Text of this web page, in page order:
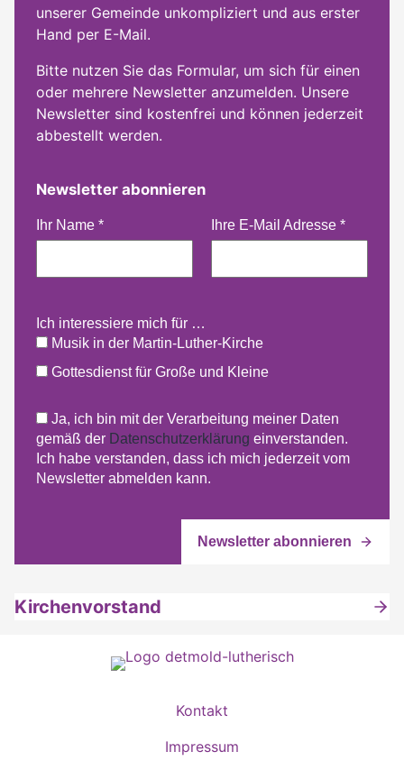
unserer Gemeinde unkompliziert und aus erster
Hand per E-Mail.
Bitte nutzen Sie das Formular, um sich für einen
oder mehrere Newsletter anzumelden. Unsere
Newsletter sind kostenfrei und können jederzeit
abbestellt werden.
Newsletter abonnieren
Ihr Name * Ihre E-Mail Adresse *
Ich interessiere mich für …
Musik in der Martin-Luther-Kirche
Gottesdienst für Große und Kleine
Ja, ich bin mit der Verarbeitung meiner Daten
gemäß der Datenschutzerklärung einverstanden.
Ich habe verstanden, dass ich mich jederzeit vom
Newsletter abmelden kann.
Kirchenvorstand
Kontakt
Impressum